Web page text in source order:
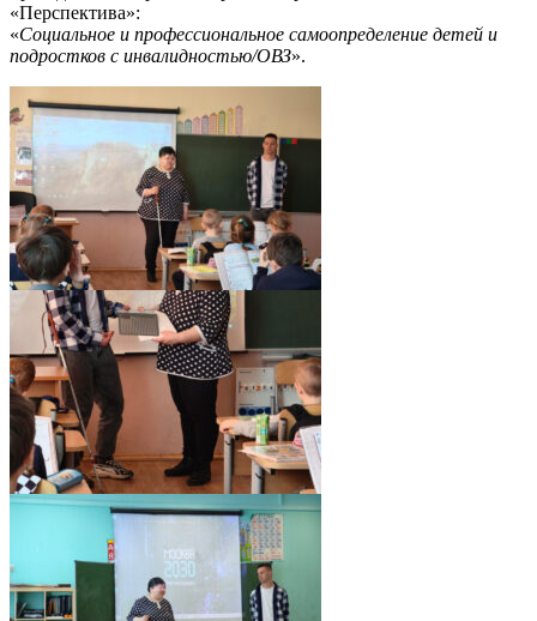
«Перспектива»:
«Социальное и профессиональное самоопределение детей и
подростков с инвалидностью/ОВЗ».
pic06524_05
pic06524_13